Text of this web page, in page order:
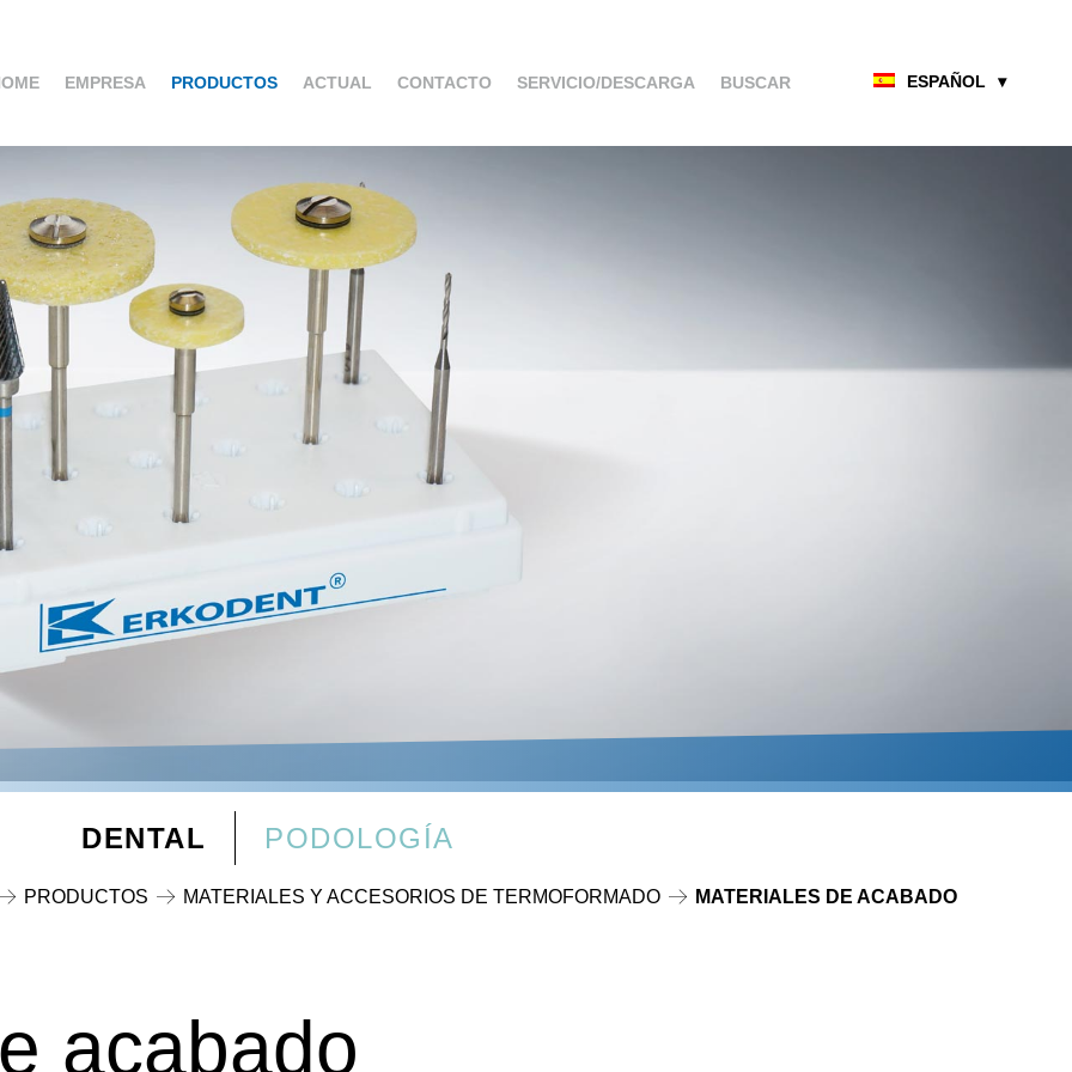
EMPRESA PRODUCTOS ACTUAL CONTACTO SERVICIO/DESCARGA BUSCAR ESPAÑOL
DENTAL PODOLOGÍA
PRODUCTOS MATERIALES Y ACCESORIOS DE TERMOFORMADO MATERIALES DE ACABADO
acabado